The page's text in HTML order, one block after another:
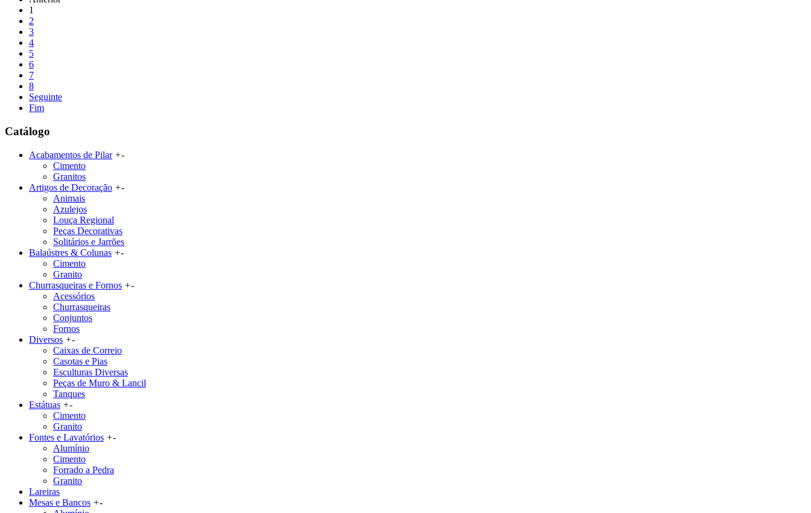
1
2
3
4
5
6
7
8
Seguinte
Fim
Catálogo
Acabamentos de Pilar +-
Cimento
Granitos
Artigos de Decoração +-
Animais
Azulejos
Louça Regional
Peças Decorativas
Solitários e Jarrões
Balaústres & Colunas +-
Cimento
Granito
Churrasqueiras e Fornos +-
Acessórios
Churrasqueiras
Conjuntos
Fornos
Diversos +-
Caixas de Correio
Casotas e Pias
Esculturas Diversas
Peças de Muro & Lancil
Tanques
Estátuas +-
Cimento
Granito
Fontes e Lavatórios +-
Alumínio
Cimento
Forrado a Pedra
Granito
Lareiras
Mesas e Bancos +-